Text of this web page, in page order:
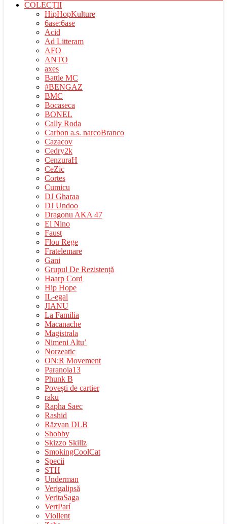
COLECȚII
HipHopKulture
6ase:6ase
Acid
Ad Litteram
AFO
ANTO
axes
Battle MC
#BENGAZ
BMC
Bocaseca
BONEL
Cally Roda
Carbon a.s. narcoBranco
Cazacov
Cedry2k
CenzuraH
CeZic
Cortes
Cumicu
DJ Gharaa
DJ Undoo
Dragonu AKA 47
El Nino
Faust
Flou Rege
Fratelemare
Gani
Grupul De Rezistență
Haarp Cord
Hip Hope
IL-egal
JIANU
La Familia
Macanache
Magistrala
Nimeni Altu’
Norzeatic
ON:R Movement
Paranoia13
Phunk B
Povești de cartier
raku
Rapha Saec
Rashid
Răzvan DLB
Shobby
Skizzo Skillz
SmokingCoolCat
Specii
STH
Underman
Verigalipsă
VeritaSaga
VertParí
Viollent